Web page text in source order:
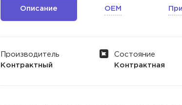
Описание OEM
Производитель
Контрактный
Состояние
Контрактная